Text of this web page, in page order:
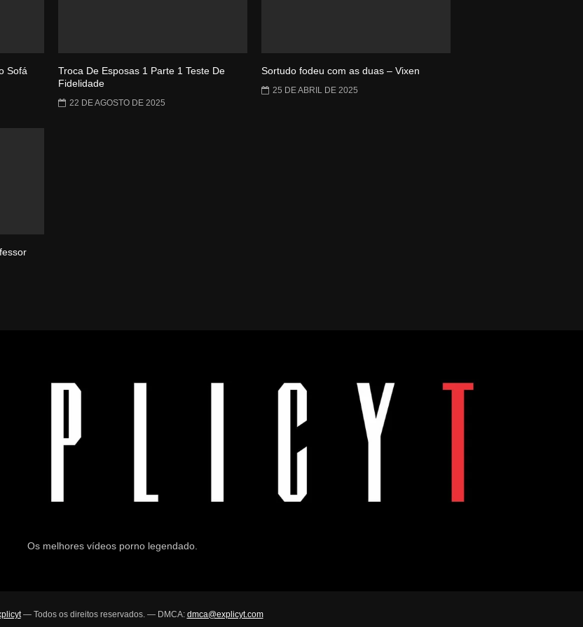
Sofá
Troca De Esposas 1 Parte 1 Teste De
Fidelidade
22 DE AGOSTO DE 2025
Sortudo fodeu com as duas – Vixen
25 DE ABRIL DE 2025
Os melhores vídeos porno legendado.
— Todos os direitos reservados. — DMCA: dmca@explicyt.com